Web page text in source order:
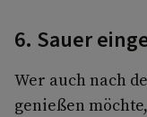
6. Sauer
Wer auch nach
genießen